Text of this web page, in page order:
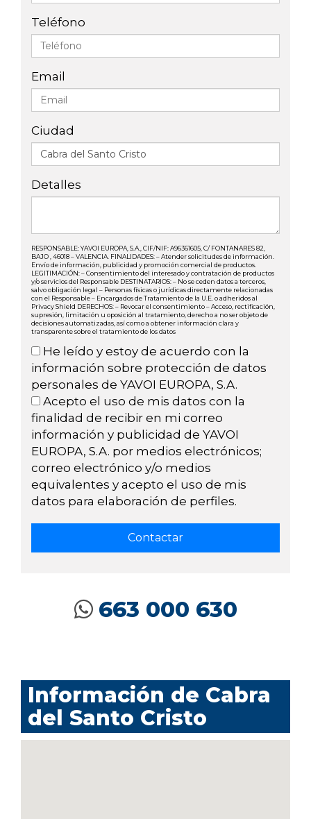
Teléfono
Email
Ciudad
Detalles
RESPONSABLE: YAVOI EUROPA, S.A., CIF/NIF: A96361605, C/ FONTANARES 82,
BAJO , 46018 – VALENCIA. FINALIDADES: – Atender solicitudes de información.
Envío de información, publicidad y promoción comercial de productos.
LEGITIMACIÓN: – Consentimiento del interesado y contratación de productos
y/o servicios del Responsable DESTINATARIOS: – No se ceden datos a terceros,
salvo obligación legal – Personas físicas o jurídicas directamente relacionadas
con el Responsable – Encargados de Tratamiento de la U.E. o adheridos al
Privacy Shield DERECHOS: – Revocar el consentimiento – Acceso, rectificación,
supresión, limitación u oposición al tratamiento, derecho a no ser objeto de
decisiones automatizadas, así como a obtener información clara y
transparente sobre el tratamiento de los datos
He leído y estoy de acuerdo con la
información sobre protección de datos
personales de YAVOI EUROPA, S.A.
Acepto el uso de mis datos con la
finalidad de recibir en mi correo
información y publicidad de YAVOI
EUROPA, S.A. por medios electrónicos;
correo electrónico y/o medios
equivalentes y acepto el uso de mis
datos para elaboración de perfiles.
663 000 630
Información de Cabra
del Santo Cristo